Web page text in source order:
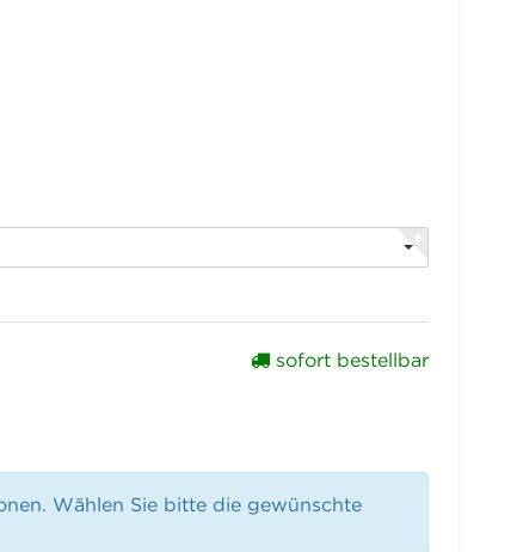
sofort bestellbar
Wählen Sie bitte die gewünschte